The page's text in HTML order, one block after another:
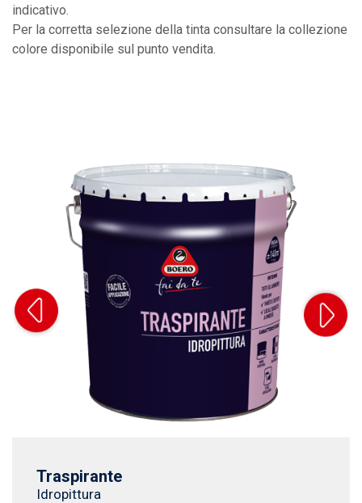
indicativo.
Per la corretta selezione della tinta consultare la collezione
colore disponibile sul punto vendita.
Traspirante
Idropittura